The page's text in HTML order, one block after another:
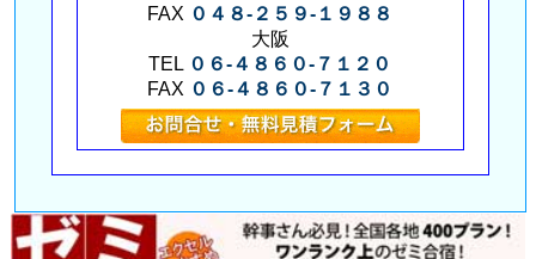
FAX ０４８-２５９-１９８８
大阪
TEL ０６-４８６０-７１２０
FAX ０６-４８６０-７１３０